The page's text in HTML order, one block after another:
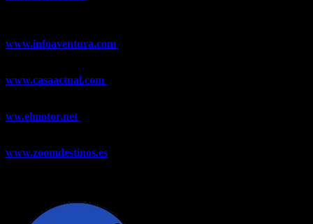
www.infoaventura.com
www.casaactual.com
ww.elmotor.net
www.zoomdestinos.es